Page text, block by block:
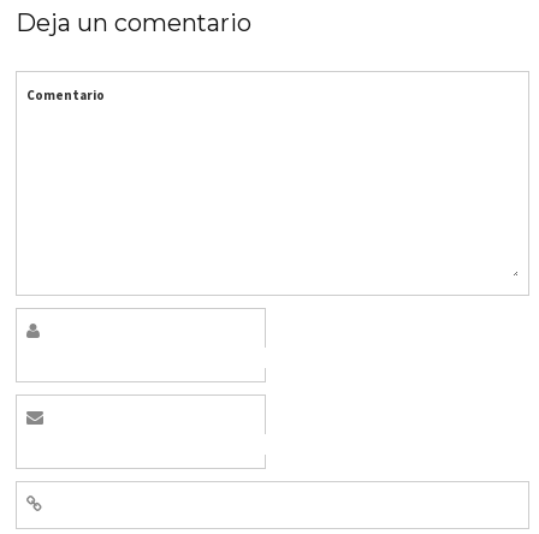
Deja un comentario
Comentario